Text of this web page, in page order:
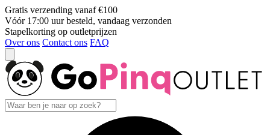
Gratis verzending vanaf €100
Vóór 17:00 uur besteld, vandaag verzonden
Stapelkorting op outletprijzen
Over ons Contact ons FAQ